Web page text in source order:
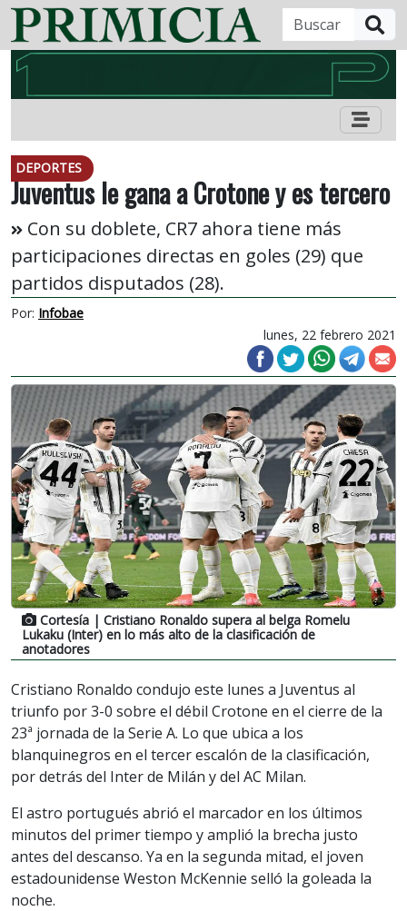
DEPORTES
Juventus le gana a Crotone y es tercero
Con su doblete, CR7 ahora tiene más
participaciones directas en goles (29) que
partidos disputados (28).
Por: Infobae
lunes, 22 febrero 2021
Cortesía | Cristiano Ronaldo supera al belga Romelu
Lukaku (Inter) en lo más alto de la clasificación de
anotadores
Cristiano Ronaldo condujo este lunes a Juventus al
triunfo por 3-0 sobre el débil Crotone en el cierre de la
23ª jornada de la Serie A. Lo que ubica a los
blanquinegros en el tercer escalón de la clasificación,
por detrás del Inter de Milán y del AC Milan.
El astro portugués abrió el marcador en los últimos
minutos del primer tiempo y amplió la brecha justo
antes del descanso. Ya en la segunda mitad, el joven
estadounidense Weston McKennie selló la goleada la
noche.